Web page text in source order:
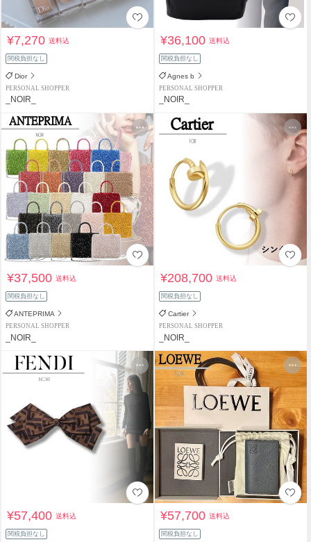
¥7,270送料込
関税負担なし
Dior
PERSONAL SHOPPER
_NOIR_
¥36,100送料込
関税負担なし
Agnes b
PERSONAL SHOPPER
_NOIR_
¥37,500送料込
関税負担なし
ANTEPRIMA
PERSONAL SHOPPER
_NOIR_
¥208,700送料込
関税負担なし
Cartier
PERSONAL SHOPPER
_NOIR_
¥57,400送料込
関税負担なし
¥57,700送料込
関税負担なし